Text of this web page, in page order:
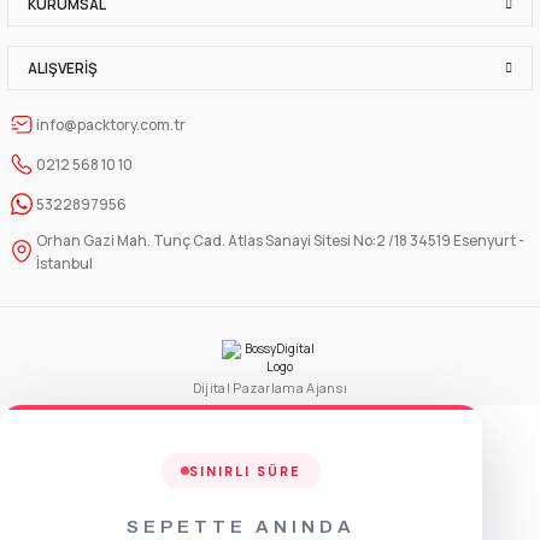
Sepete Ekle
info@packtory.com.tr
0212 568 10 10
5322897956
Orhan Gazi Mah. Tunç Cad. Atlas Sanayi Sitesi No:2 /18 34519 Esenyurt -
İstanbul
ALIŞVERIŞ
Dijital Pazarlama Ajansı
SINIRLI SÜRE
SEPETTE ANINDA